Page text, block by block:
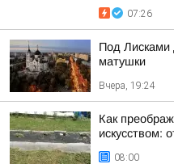
07:26
Под Лисками
матушки
Вчера, 19:24
Как
искусством:
08:00